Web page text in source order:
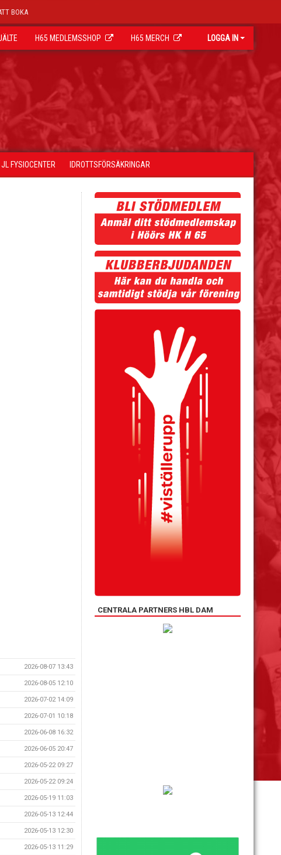
BOKA
H65 MEDLEMSSHOP H65 MERCH LOGGA IN
JL FYSIOCENTER IDROTTSFÖRSÄKRINGAR
2026-08-07 13:43
2026-08-05 12:10
2026-07-02 14:09
2026-07-01 10:18
2026-06-08 16:32
2026-06-05 20:47
2026-05-22 09:27
2026-05-22 09:24
2026-05-19 11:03
2026-05-13 12:44
2026-05-13 12:30
2026-05-13 11:29
CENTRALA PARTNERS HBL DAM